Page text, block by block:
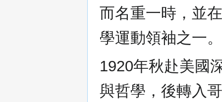
而名重一時，並
學運動領袖之一。
1920年秋赴美國
與哲學，後轉入